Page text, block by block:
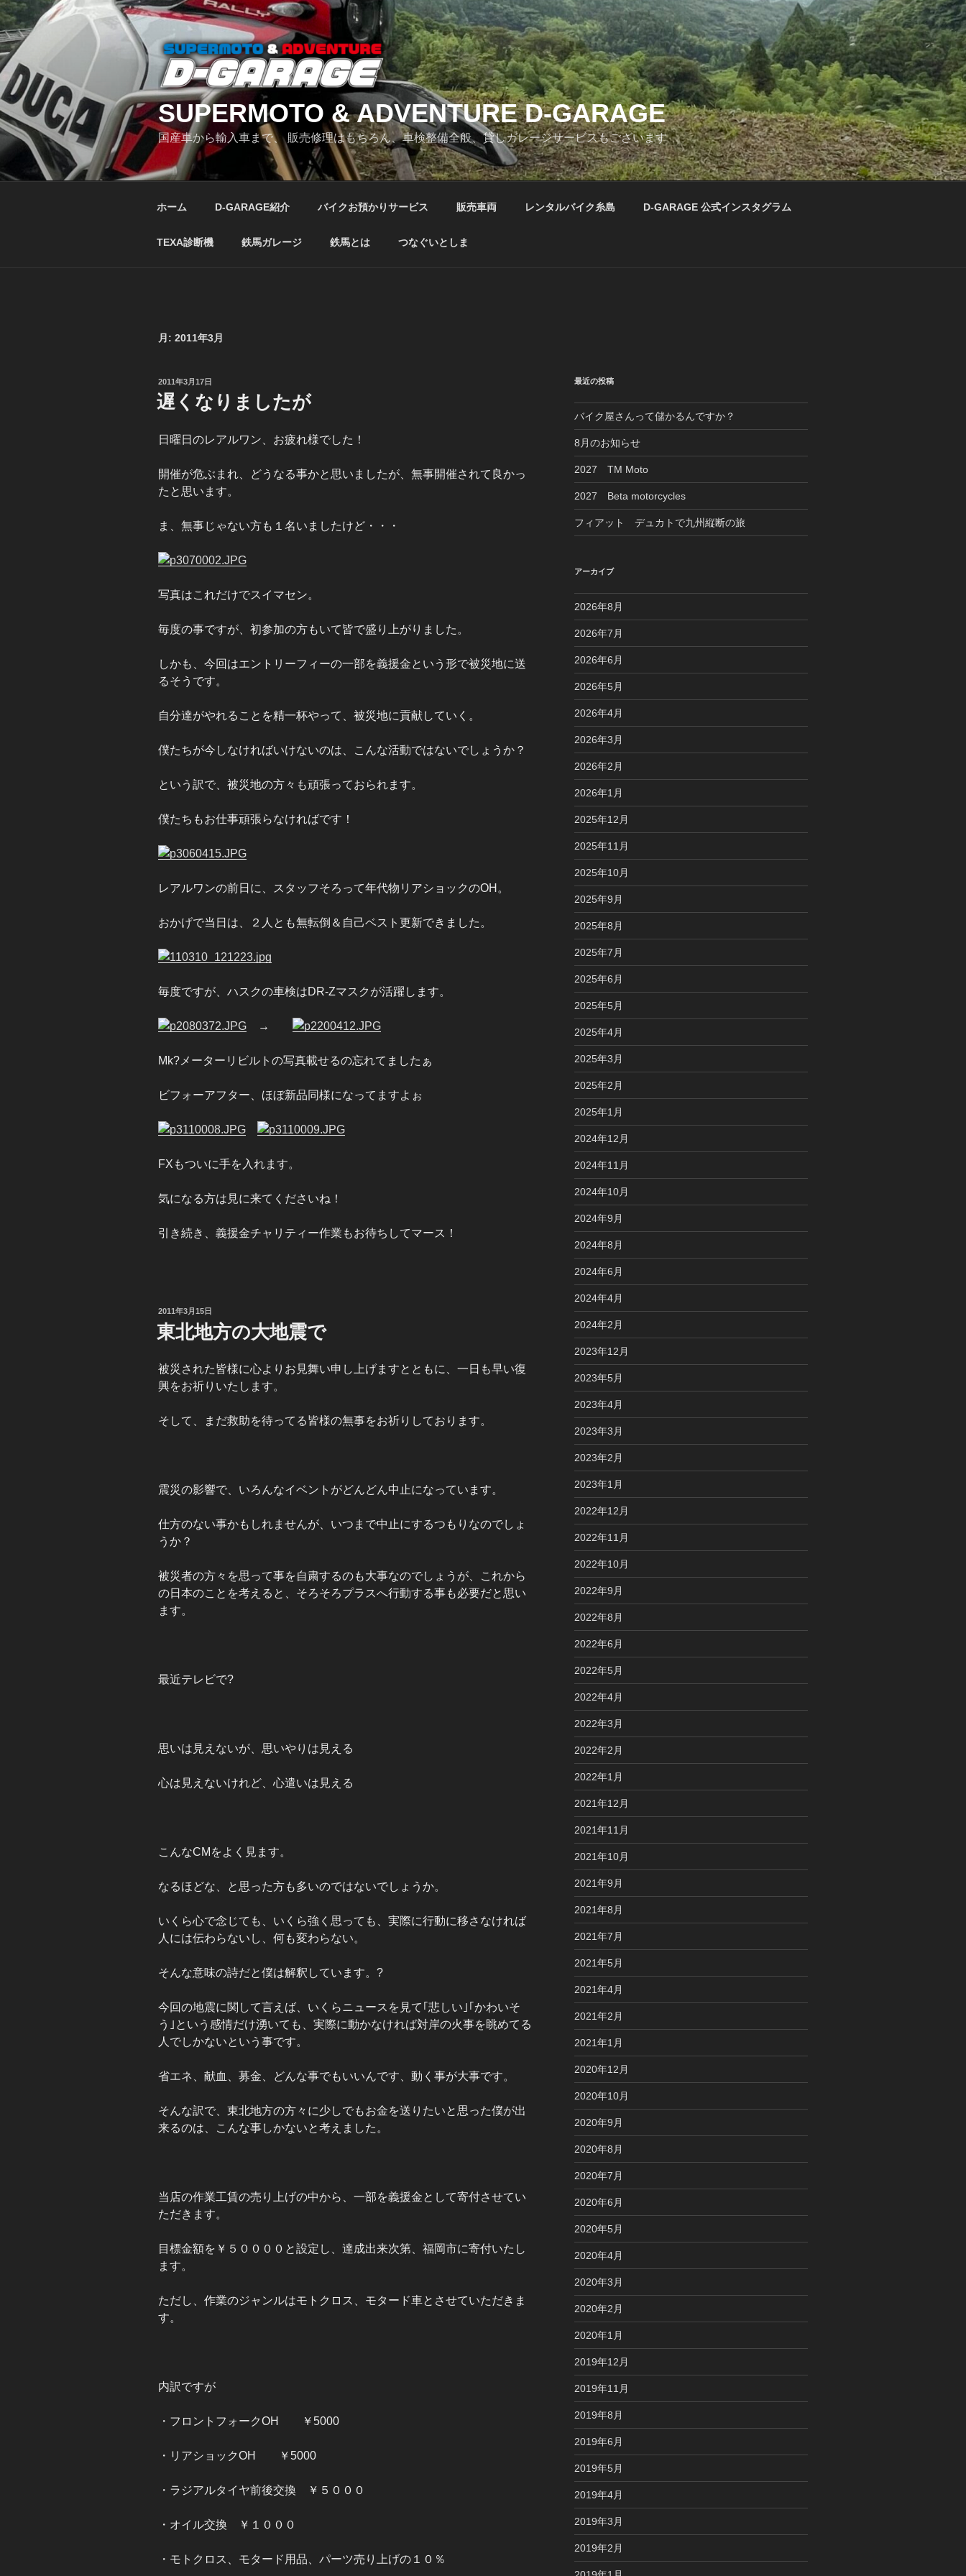
コ
ン
テ
ン
ツ
へ
ス
キ
ッ
SUPERMOTO & ADVENTURE D-GARAGE
国産車から輸入車まで、 販売修理はもちろん、車検整備全般、貸しガレージサービスもございます
ホーム D-GARAGE紹介 バイクお預かりサービス 販売車両 レンタルバイク糸島 D-GARAGE 公式インスタグラム
TEXA診断機 鉄馬ガレージ 鉄馬とは つなぐいとしま
月: 2011年3月
投
稿
日:
2011年3月17日
遅くなりましたが
日曜日のレアルワン、お疲れ様でした！
開催が危ぶまれ、どうなる事かと思いましたが、無事開催されて良かっ
たと思います。
ま、無事じゃない方も１名いましたけど・・・
写真はこれだけでスイマセン。
毎度の事ですが、初参加の方もいて皆で盛り上がりました。
しかも、今回はエントリーフィーの一部を義援金という形で被災地に送
るそうです。
自分達がやれることを精一杯やって、被災地に貢献していく。
僕たちが今しなければいけないのは、こんな活動ではないでしょうか？
という訳で、被災地の方々も頑張っておられます。
僕たちもお仕事頑張らなければです！
レアルワンの前日に、スタッフそろって年代物リアショックのOH。
おかげで当日は、２人とも無転倒＆自己ベスト更新できました。
毎度ですが、ハスクの車検はDR-Zマスクが活躍します。
→
Mk?メーターリビルトの写真載せるの忘れてましたぁ
ビフォーアフター、ほぼ新品同様になってますよぉ
FXもついに手を入れます。
気になる方は見に来てくださいね！
引き続き、義援金チャリティー作業もお待ちしてマース！
投
稿
日:
2011年3月15日
東北地方の大地震で
被災された皆様に心よりお見舞い申し上げますとともに、一日も早い復
興をお祈りいたします。
そして、まだ救助を待ってる皆様の無事をお祈りしております。
震災の影響で、いろんなイベントがどんどん中止になっています。
仕方のない事かもしれませんが、いつまで中止にするつもりなのでしょ
うか？
被災者の方々を思って事を自粛するのも大事なのでしょうが、これから
の日本のことを考えると、そろそろプラスへ行動する事も必要だと思い
ます。
最近テレビで?
思いは見えないが、思いやりは見える
心は見えないけれど、心遣いは見える
こんなCMをよく見ます。
なるほどな、と思った方も多いのではないでしょうか。
いくら心で念じても、いくら強く思っても、実際に行動に移さなければ
人には伝わらないし、何も変わらない。
そんな意味の詩だと僕は解釈しています。?
今回の地震に関して言えば、いくらニュースを見て｢悲しい｣｢かわいそ
う｣という感情だけ湧いても、実際に動かなければ対岸の火事を眺めてる
人でしかないという事です。
省エネ、献血、募金、どんな事でもいいんです、動く事が大事です。
そんな訳で、東北地方の方々に少しでもお金を送りたいと思った僕が出
来るのは、こんな事しかないと考えました。
当店の作業工賃の売り上げの中から、一部を義援金として寄付させてい
ただきます。
目標金額を￥５００００と設定し、達成出来次第、福岡市に寄付いたし
ます。
ただし、作業のジャンルはモトクロス、モタード車とさせていただきま
す。
内訳ですが
・フロントフォークOH ￥5000
・リアショックOH ￥5000
・ラジアルタイヤ前後交換 ￥５０００
・オイル交換 ￥１０００
・モトクロス、モタード用品、パーツ売り上げの１０％
最近の投稿
バイク屋さんって儲かるんですか？
8月のお知らせ
2027 TM Moto
2027 Beta motorcycles
フィアット デュカトで九州縦断の旅
アーカイブ
2026年8月
2026年7月
2026年6月
2026年5月
2026年4月
2026年3月
2026年2月
2026年1月
2025年12月
2025年11月
2025年10月
2025年9月
2025年8月
2025年7月
2025年6月
2025年5月
2025年4月
2025年3月
2025年2月
2025年1月
2024年12月
2024年11月
2024年10月
2024年9月
2024年8月
2024年6月
2024年4月
2024年2月
2023年12月
2023年5月
2023年4月
2023年3月
2023年2月
2023年1月
2022年12月
2022年11月
2022年10月
2022年9月
2022年8月
2022年6月
2022年5月
2022年4月
2022年3月
2022年2月
2022年1月
2021年12月
2021年11月
2021年10月
2021年9月
2021年8月
2021年7月
2021年5月
2021年4月
2021年2月
2021年1月
2020年12月
2020年10月
2020年9月
2020年8月
2020年7月
2020年6月
2020年5月
2020年4月
2020年3月
2020年2月
2020年1月
2019年12月
2019年11月
2019年8月
2019年6月
2019年5月
2019年4月
2019年3月
2019年2月